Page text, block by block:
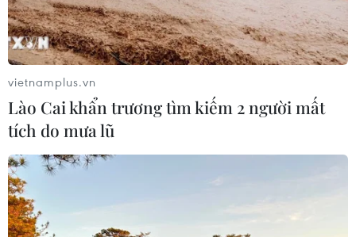
vietnamplus.vn
Lào Cai khẩn trương tìm kiếm 2 người mất
tích do mưa lũ